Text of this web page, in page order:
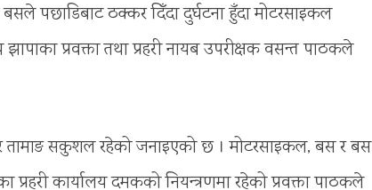
पछाडिबाट ठक्कर दिँदा दुर्घटना हुँदा मोटरसाइकल
प्रवक्ता तथा प्रहरी नायब उपरीक्षक वसन्त पाठकले
तामाङ सकुशल रहेको जनाइएको छ । मोटरसाइकल, बस र बस
कार्यालय दमकको नियन्त्रणमा रहेको प्रवक्ता पाठकले